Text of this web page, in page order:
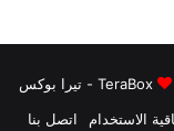
TeraBox - تيرا بوكس
الاستخدام اتصل بنا